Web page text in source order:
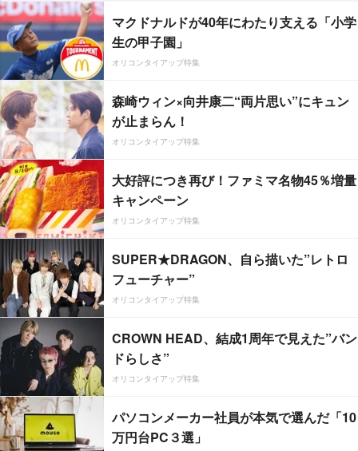
マクドナルドが40年にわたり支える「小学
生の甲子園」
オリコンタイアップ特集
森崎ウィン×向井康二“両片思い”にキュン
が止まらん！
オリコンタイアップ特集
大好評につき再び！ファミマ名物45％増量
キャンペーン
オリコンタイアップ特集
SUPER★DRAGON、自ら描いた”レトロ
フューチャー”
オリコンタイアップ特集
CROWN HEAD、結成1周年で見えた”バン
ドらしさ”
オリコンタイアップ特集
パソコンメーカー社員が本気で選んだ「10
万円台PC３選」